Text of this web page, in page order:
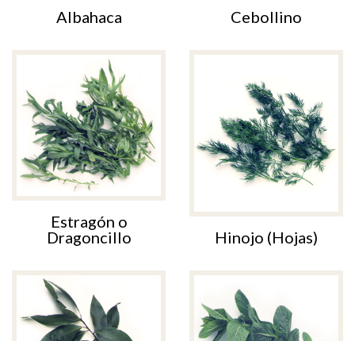
Albahaca Cebollino
Estragón o
Dragoncillo
Hinojo (Hojas)